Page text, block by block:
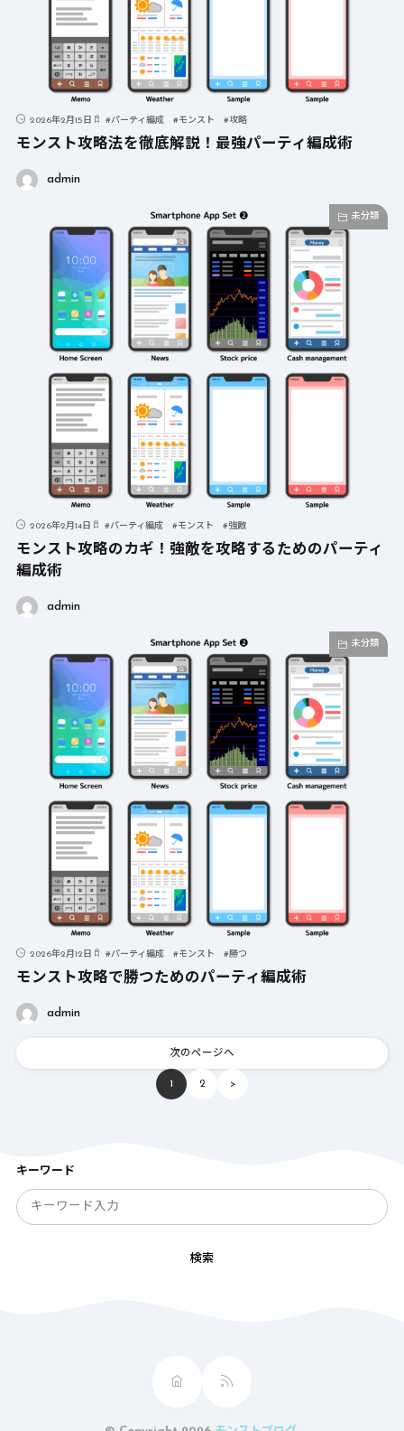
2026年2月15日 #パーティ編成 #モンスト #攻略
モンスト攻略法を徹底解説！最強パーティ編成術
admin
未分類
2026年2月14日 #パーティ編成 #モンスト #強敵
モンスト攻略のカギ！強敵を攻略するためのパーティ
編成術
admin
未分類
2026年2月12日 #パーティ編成 #モンスト #勝つ
モンスト攻略で勝つためのパーティ編成術
admin
次のページへ
1 2 >
キーワード
検索